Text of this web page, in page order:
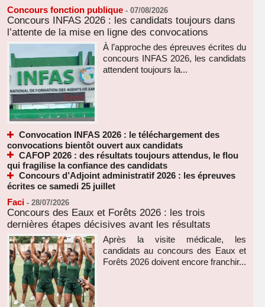
Concours fonction publique - 07/08/2026
Concours INFAS 2026 : les candidats toujours dans
l’attente de la mise en ligne des convocations
À l’approche des épreuves écrites du
concours INFAS 2026, les candidats
attendent toujours la...
Convocation INFAS 2026 : le téléchargement des
convocations bientôt ouvert aux candidats
CAFOP 2026 : des résultats toujours attendus, le flou
qui fragilise la confiance des candidats
Concours d’Adjoint administratif 2026 : les épreuves
écrites ce samedi 25 juillet
Faci - 28/07/2026
Concours des Eaux et Forêts 2026 : les trois
dernières étapes décisives avant les résultats
Après la visite médicale, les
candidats au concours des Eaux et
Forêts 2026 doivent encore franchir...